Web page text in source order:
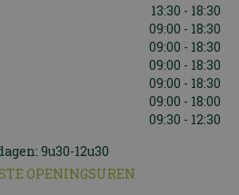
13:30 - 18:30
09:00 - 18:30
09:00 - 18:30
09:00 - 18:30
09:00 - 18:30
09:00 - 18:00
09:30 - 12:30
9u30-12u30
OPENINGSUREN